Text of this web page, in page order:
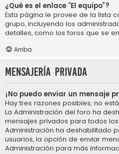
¿Qué es el enlace “El equipo”?
Esta página le provee de la lista
grupo, incluyendo los
detalles, como los foros que se
Arriba
Mensajería privada
¡No puedo enviar un mensaje
Hay tres razones posibles; no
La Administración del foro ha
mensajes privados para todos los
Administración ha deshabilitado
usuarios, la opción de enviar
Administración para más